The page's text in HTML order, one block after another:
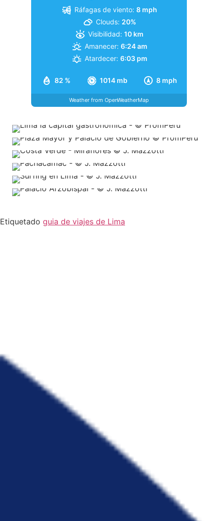
82 % 1014 mb 8 mph
Ráfagas de viento: 8 mph
Clouds: 20%
Visibilidad: 10 km
Amanecer: 6:24 am
Atardecer: 6:03 pm
Weather from OpenWeatherMap
Etiquetado guia de viajes de Lima